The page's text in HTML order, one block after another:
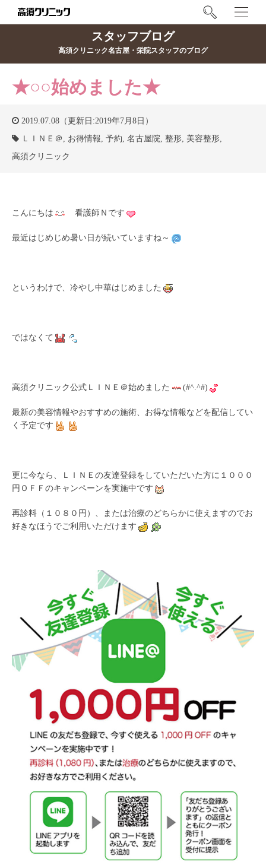
スタッフブログ
高須クリニック名古屋・栄院スタッフのブログ
★○○始めました★
2019.07.08（更新日:2019年7月8日）
ＬＩＮＥ＠ , お得情報, 予約, 名古屋院, 整形, 美容整形,
高須クリニック
こんにちは 看護師Ｎです
最近はじめじめ暑い日が続いていますね～
というわけで、冷やし中華はじめました
ではなくて
高須クリニック公式ＬＩＮＥ＠始めました (#^.^#)
最新の美容情報やおすすめの施術、お得な情報などを配信してい
く予定です
更に今なら、ＬＩＮＥの友達登録をしていただいた方に１０００
円ＯＦＦのキャンペーンを実施中です
再診料（１０８０円）、または治療のどちらかに使えますのでお
好きなほうでご利用いただけます